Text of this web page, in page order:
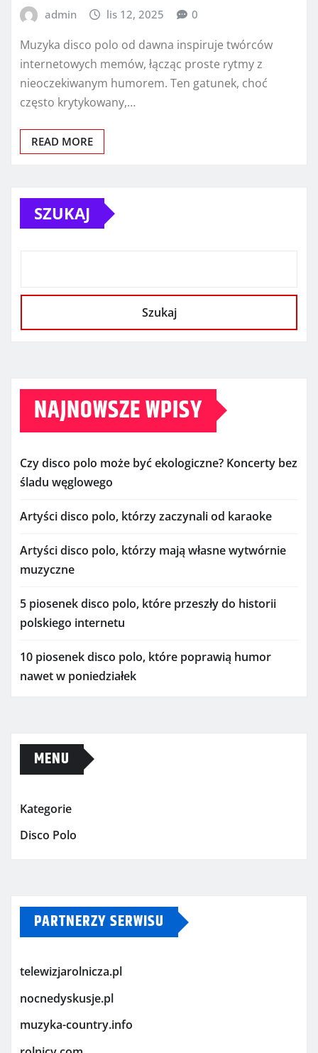
admin lis 12, 2025 0
Muzyka disco polo od dawna inspiruje twórców
internetowych memów, łącząc proste rytmy z
nieoczekiwanym humorem. Ten gatunek, choć
często krytykowany,…
READ MORE
SZUKAJ
Szukaj
NAJNOWSZE WPISY
Czy disco polo może być ekologiczne? Koncerty bez
śladu węglowego
Artyści disco polo, którzy zaczynali od karaoke
Artyści disco polo, którzy mają własne wytwórnie
muzyczne
5 piosenek disco polo, które przeszły do historii
polskiego internetu
10 piosenek disco polo, które poprawią humor
nawet w poniedziałek
MENU
Kategorie
Disco Polo
PARTNERZY SERWISU
telewizjarolnicza.pl
nocnedyskusje.pl
muzyka-country.info